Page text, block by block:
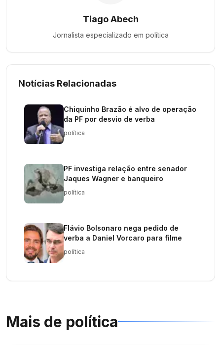
Tiago Abech
Jornalista especializado em política
Notícias Relacionadas
Chiquinho Brazão é alvo de operação
da PF por desvio de verba
política
PF investiga relação entre senador
Jaques Wagner e banqueiro
política
Flávio Bolsonaro nega pedido de
verba a Daniel Vorcaro para filme
política
Mais de política